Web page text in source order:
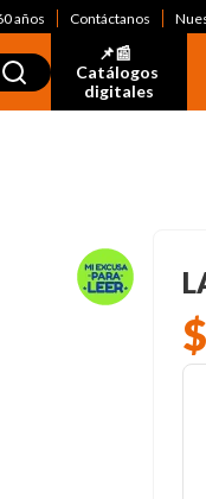
años Contáctanos
📌📰
Catálogos
digitales
$